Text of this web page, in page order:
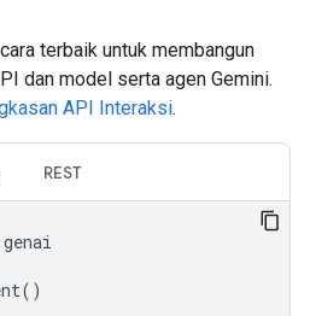
terbaik untuk membangun
dan model serta agen Gemini.
API Interaksi.
REST
genai
()